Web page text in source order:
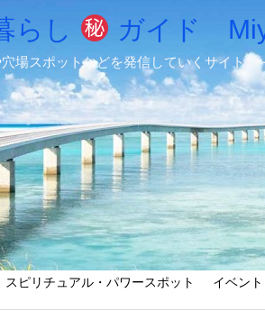
らし ガイド
場スポットなどを発信していくサイト
スピリチュアル・パワースポット イベント